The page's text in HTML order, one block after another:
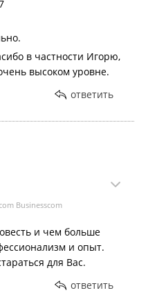
в частности Игорю,
высоком уровне.
ответить
Businesscom
и чем больше
и опыт.
для Вас.
ответить